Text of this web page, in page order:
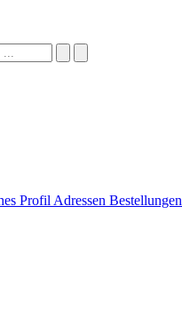
Profil Adressen Bestellungen